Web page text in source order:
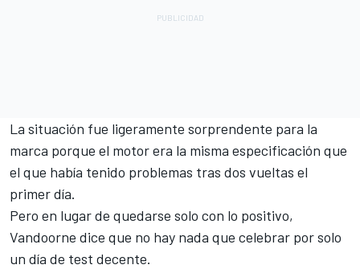
La situación fue ligeramente sorprendente para la
marca porque el motor era la misma especificación que
el que había tenido problemas tras dos vueltas el
primer día.
Pero en lugar de quedarse solo con lo positivo,
Vandoorne dice que no hay nada que celebrar por solo
un día de test decente.